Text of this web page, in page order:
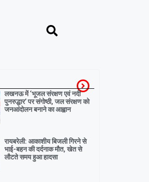
लखनऊ में ‘भूजल संरक्षण एवं नदी
पुनरुद्धार’ पर संगोष्ठी, जल संरक्षण को
जनआंदोलन बनाने का आह्वान
रायबरेली: आकाशीय बिजली गिरने से
भाई-बहन की दर्दनाक मौत, खेत से
लौटते समय हुआ हादसा